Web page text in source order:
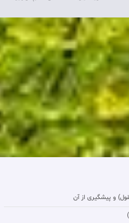
و پيشگيرى از آن‏